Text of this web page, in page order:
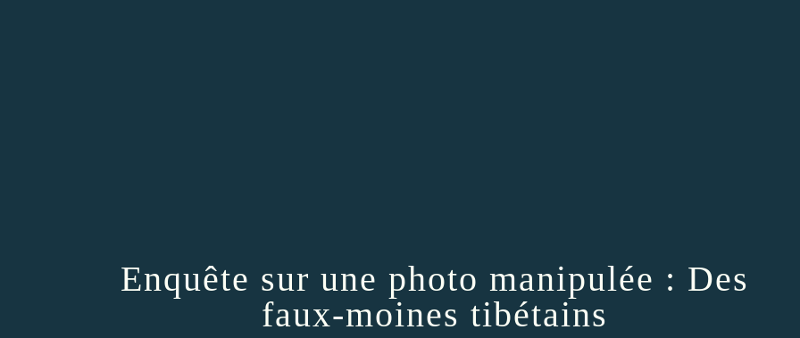
Enquête sur une photo manipulée : Des
faux-moines tibétains